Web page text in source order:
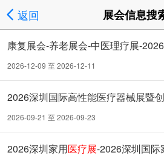
返回 展会信息搜
康复展会-养老展会-中医理疗展-
2026-12-09 至 2026-12-11
2026深圳国际高性能医疗器械展暨
2026-09-21 至 2026-09-23
2026深圳家用医疗展-2026深圳国际